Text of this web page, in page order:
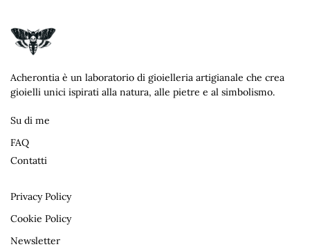
Acherontia è un laboratorio di gioielleria artigianale che crea
gioielli unici ispirati alla natura, alle pietre e al simbolismo.
Su di me
FAQ
Contatti
Privacy Policy
Cookie Policy
Newsletter